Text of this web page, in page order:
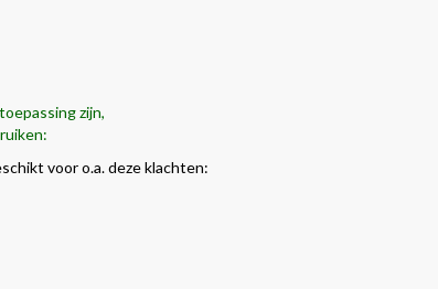
zijn,
voor o.a. deze klachten: